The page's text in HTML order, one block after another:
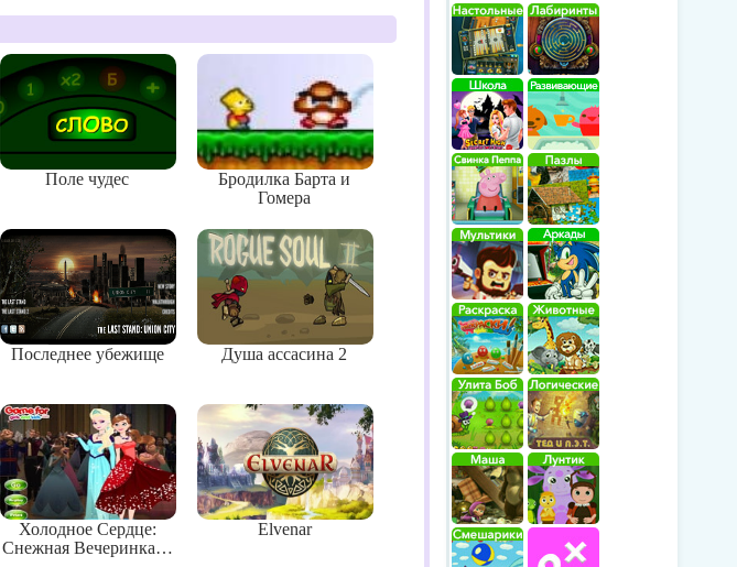
Поле чудес
Бродилка Барта и
Гомера
Последнее убежище Душа ассасина 2
Холодное Сердце:
Снежная Вечеринка…
Elvenar